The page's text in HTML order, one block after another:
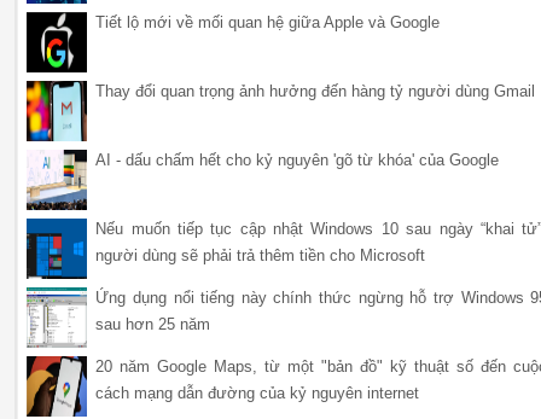
Tiết lộ mới về mối quan hệ giữa Apple và Google
Thay đổi quan trọng ảnh hưởng đến hàng tỷ người dùng Gmail
AI - dấu chấm hết cho kỷ nguyên 'gõ từ khóa' của Google
Nếu muốn tiếp tục cập nhật Windows 10 sau ngày “khai
người dùng sẽ phải trả thêm tiền cho Microsoft
Ứng dụng nổi tiếng này chính thức ngừng hỗ trợ Windows
sau hơn 25 năm
20 năm Google Maps, từ một "bản đồ" kỹ thuật số đến
cách mạng dẫn đường của kỷ nguyên internet